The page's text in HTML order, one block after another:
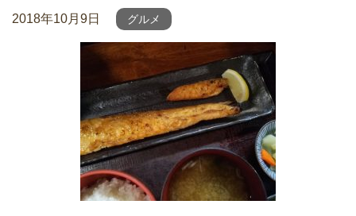
2018年10月9日 グルメ